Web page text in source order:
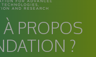
PROPOS
?